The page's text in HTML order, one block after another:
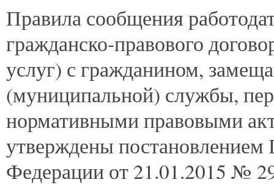
Правила сообщения
гражданско-правового
услуг) с гражданином,
(муниципальной) службы,
нормативными правовыми
утверждены постановлением
Федерации от 21.01.2015 №